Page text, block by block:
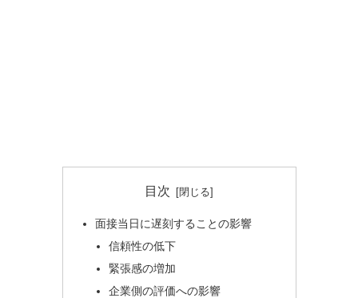
目次
面接当日に遅刻することの影響
信頼性の低下
緊張感の増加
企業側の評価への影響